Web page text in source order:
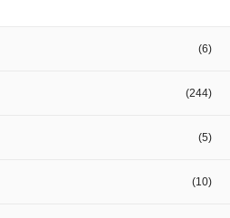
(6)
(244)
(5)
(10)